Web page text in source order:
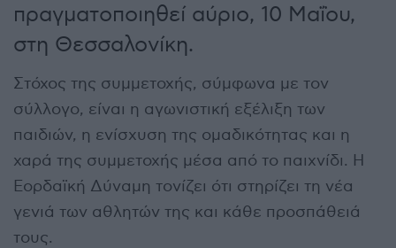
πραγματοποιηθεί αύριο, 10 Μαΐου,
στη Θεσσαλονίκη.
Στόχος της συμμετοχής, σύμφωνα με τον
σύλλογο, είναι η αγωνιστική εξέλιξη των
παιδιών, η ενίσχυση της ομαδικότητας και η
χαρά της συμμετοχής μέσα από το παιχνίδι. Η
Εορδαϊκή Δύναμη τονίζει ότι στηρίζει τη νέα
γενιά των αθλητών της και κάθε προσπάθειά
τους.